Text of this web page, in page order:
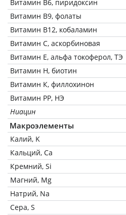
Витамин В6, пиридоксин
Витамин В9, фолаты
Витамин В12, кобаламин
Витамин C, аскорбиновая
Витамин Е, альфа токоферол, ТЭ
Витамин Н, биотин
Витамин К, филлохинон
Витамин РР, НЭ
Ниацин
Макроэлементы
Калий, K
Кальций, Ca
Кремний, Si
Магний, Mg
Натрий, Na
Сера, S